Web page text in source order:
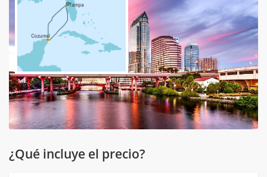
¿Qué incluye el precio?